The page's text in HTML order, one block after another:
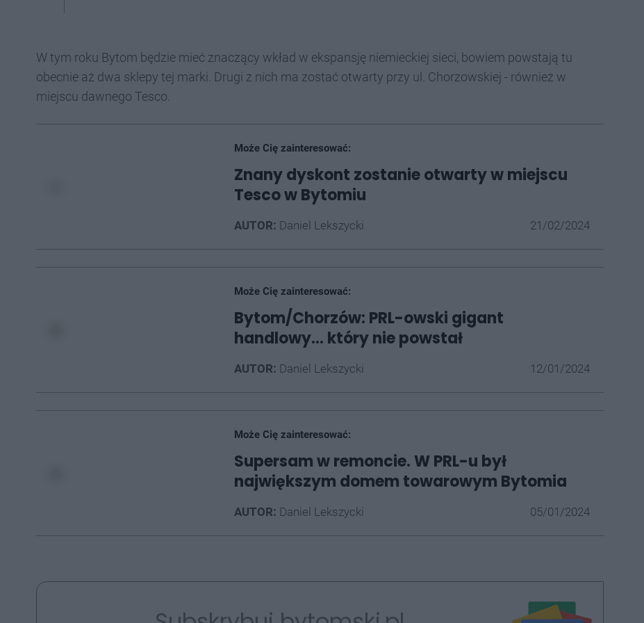
W tym roku Bytom będzie mieć znaczący wkład w ekspansję niemieckiej sieci, bowiem powstają tu
obecnie aż dwa sklepy tej marki. Drugi z nich ma zostać otwarty przy ul. Chorzowskiej - również w
miejscu dawnego Tesco.
Może Cię zainteresować:
Znany dyskont zostanie otwarty w miejscu
Tesco w Bytomiu
AUTOR: Daniel Lekszycki 21/02/2024
Może Cię zainteresować:
Bytom/Chorzów: PRL-owski gigant
handlowy... który nie powstał
AUTOR: Daniel Lekszycki 12/01/2024
Może Cię zainteresować:
Supersam w remoncie. W PRL-u był
największym domem towarowym Bytomia
AUTOR: Daniel Lekszycki 05/01/2024